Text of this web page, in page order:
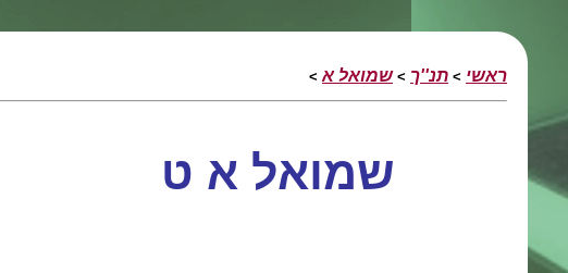
ראשי > תנ''ך >שמואל א>
שמואל א ט